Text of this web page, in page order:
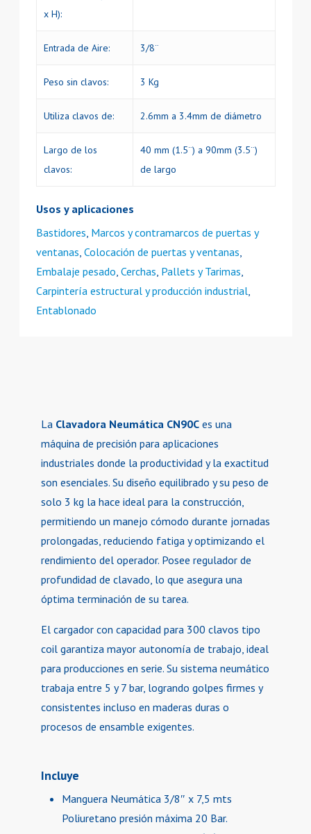
x H):
Entrada de Aire: 3/8¨
Peso sin clavos: 3 Kg
Utiliza clavos de: 2.6mm a 3.4mm de diámetro
Largo de los
clavos:
40 mm (1.5¨) a 90mm (3.5¨)
de largo
Usos y aplicaciones
Bastidores Marcos y contramarcos de puertas y
ventanas Colocación de puertas y ventanas
Embalaje pesado Cerchas Pallets y Tarimas
Carpintería estructural y producción industrial,
Entablonado
La Clavadora Neumática CN90Ces una
máquina de precisión para aplicaciones
industriales donde la productividad y la exactitud
son esenciales. Su diseño equilibrado y su peso de
solo 3 kg la hace ideal para la construcción,
permitiendo un manejo cómodo durante jornadas
prolongadas, reduciendo fatiga y optimizando el
rendimiento del operador. Posee regulador de
profundidad de clavado, lo que asegura una
óptima terminación de su tarea.
El cargador con capacidad para 300 clavos tipo
coil garantiza mayor autonomía de trabajo, ideal
para producciones en serie. Su sistema neumático
trabaja entre 5 y 7 bar, logrando golpes firmes y
consistentes incluso en maderas duras o
procesos de ensamble exigentes.
Incluye
Manguera Neumática 3/8″ x 7,5 mts
Poliuretano presión máxima 20 Bar.